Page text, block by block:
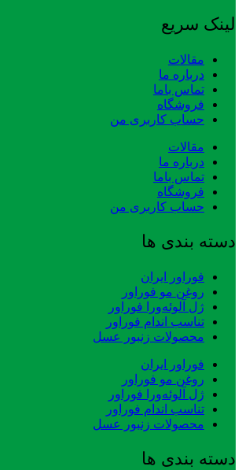
لینک سریع
مقالات
درباره ما
تماس باما
فروشگاه
حساب کاربری من
مقالات
درباره ما
تماس باما
فروشگاه
حساب کاربری من
دسته بندی ها
فوراور ایران
روغن مو فوراور
ژل آلوئه‌ورا فوراور
تناسب اندام فوراور
محصولات زنبور عسل
فوراور ایران
روغن مو فوراور
ژل آلوئه‌ورا فوراور
تناسب اندام فوراور
محصولات زنبور عسل
دسته بندی ها